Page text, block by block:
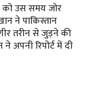
को उस समय जोर
ने पाकिस्तान
तरीन से जुड़ने की
अपनी रिपोर्ट में दी